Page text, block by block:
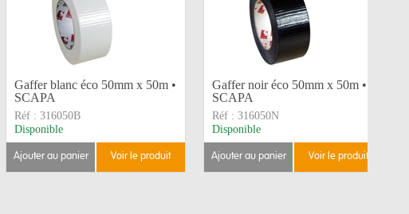
Gaffer blanc éco 50mm x 50m •
SCAPA
Réf : 316050B
Disponible
ajouter au panier voir le produit
Gaffer noir éco 50mm x 50m •
SCAPA
Réf : 316050N
Disponible
ajouter au panier voir le produit